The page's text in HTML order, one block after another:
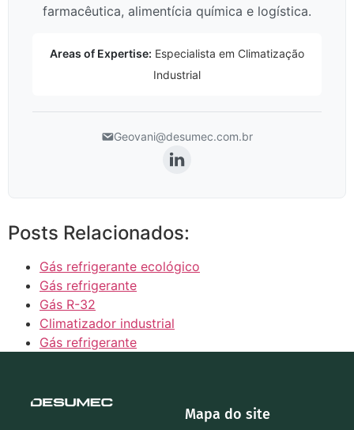
farmacêutica, alimentícia química e logística.
Areas of Expertise: Especialista em Climatização
Industrial
Geovani@desumec.com.br
Posts Relacionados:
Gás refrigerante ecológico
Gás refrigerante
Gás R-32
Climatizador industrial
Gás refrigerante
Mapa do site